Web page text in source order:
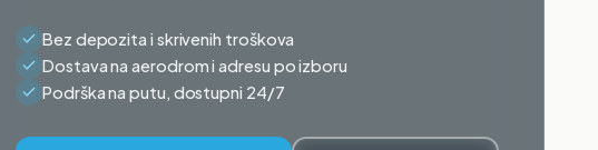
Bez depozita i skrivenih troškova
Dostava na aerodrom i adresu po izboru
Podrška na putu, dostupni 24/7